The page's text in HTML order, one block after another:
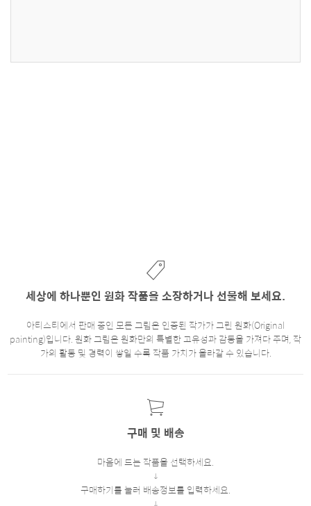
세상에 하나뿐인 원화 작품을 소장하거나 선물해 보세요.
아티스티에서 판매 중인 모든 그림은 인증된 작가가 그린 원화(Original
painting)입니다. 원화 그림은 원화만의 특별한 고유성과 감동을 가져다 주며, 작
가의 활동 및 경력이 쌓일 수록 작품 가치가 올라갈 수 있습니다.
구매 및 배송
마음에 드는 작품을 선택하세요.
구매하기를 눌러 배송정보를 입력하세요.